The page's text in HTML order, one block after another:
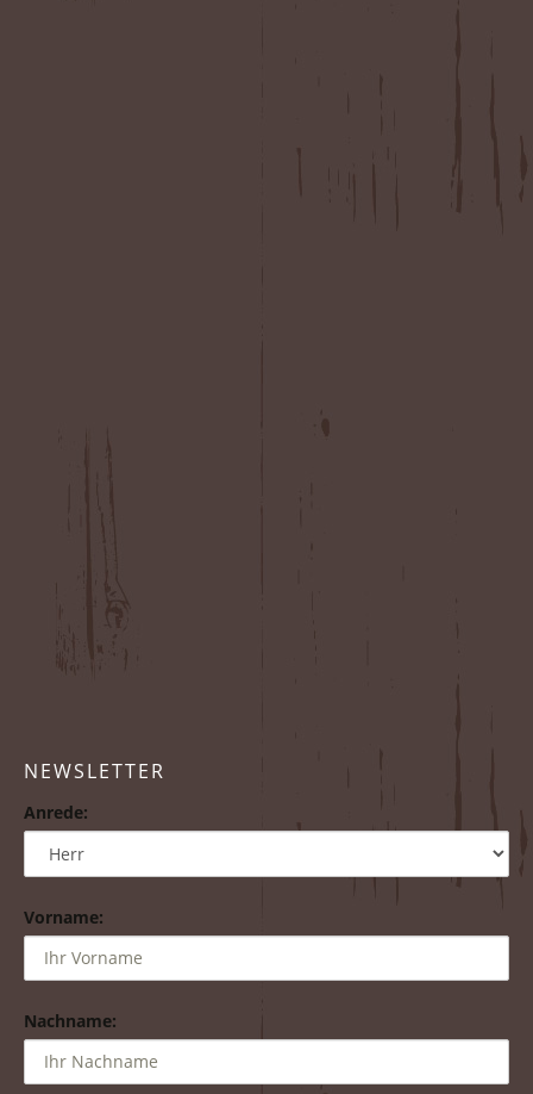
NEWSLETTER
Anrede:
Vorname:
Nachname: